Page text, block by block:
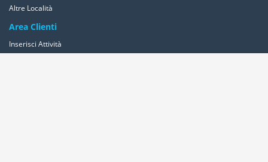
Altre Località
Area Clienti
Inserisci Attività